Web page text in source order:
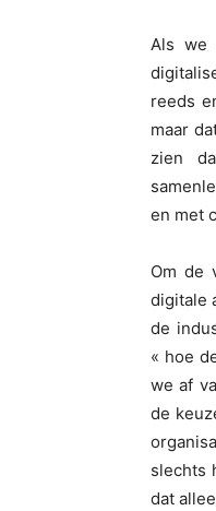
Als we
reeds
maar
zien
en met
Om de
digitale
de
« hoe
we af
de
slechts
dat